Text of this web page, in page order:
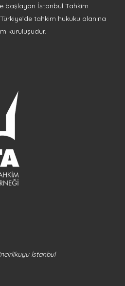
başlayan İstanbul Tahkim
tahkim hukuku alanına
kuruluşudur.
İstanbul